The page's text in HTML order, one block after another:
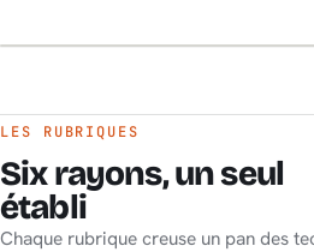
LES RUBRIQUES
Six rayons, un seul
établi
Chaque rubrique creuse un pan des